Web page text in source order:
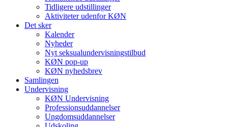
Tidligere udstillinger
Aktiviteter udenfor KØN
Det sker
Kalender
Nyheder
Nyt seksualundervisningstilbud
KØN pop-up
KØN nyhedsbrev
Samlingen
Undervisning
KØN Undervisning
Professionsuddannelser
Ungdomsuddannelser